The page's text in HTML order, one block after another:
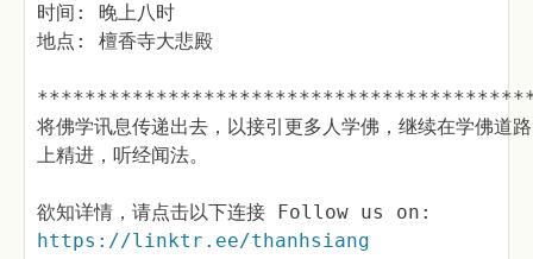
时间: 晚上八时
地点: 檀香寺大悲殿
将佛学讯息传递出去，以接引更多人学佛，继续在学佛道路
上精进，听经闻法。
欲知详情，请点击以下连接 Follow us on:
https://linktr.ee/thanhsiang